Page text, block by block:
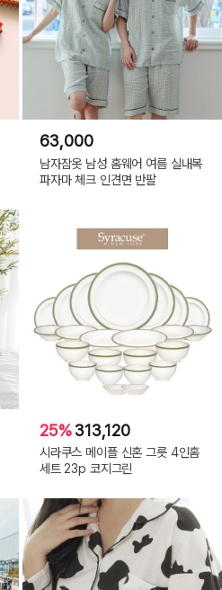
63,000
남자잠옷 남성 홈웨어 여름 실내복
파자마 체크 인견면 반팔
25%313,120
시라쿠스 메이플 신혼 그릇 4인홈
세트 23p 코지그린